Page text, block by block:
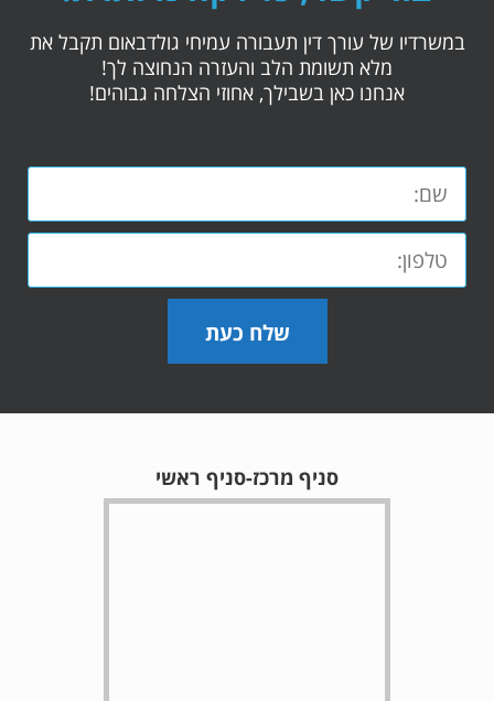
במשרדיו של עורך דין תעבורה עמיחי גולדבאום תקבל את
מלא תשומת הלב והעזרה הנחוצה לך!
אנחנו כאן בשבילך, אחוזי הצלחה גבוהים!
שלח כעת
סניף מרכז-סניף ראשי